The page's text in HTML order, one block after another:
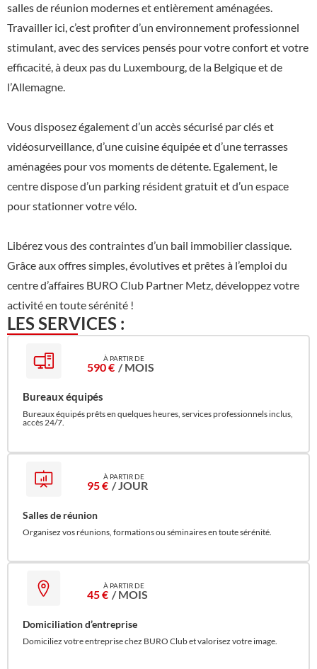
salles de réunion modernes et entièrement aménagées.
Travailler ici, c’est profiter d’un environnement professionnel
stimulant, avec des services pensés pour votre confort et votre
efficacité, à deux pas du Luxembourg, de la Belgique et de
l’Allemagne.
Vous disposez également d’un accès sécurisé par clés et
vidéosurveillance, d’une cuisine équipée et d’une terrasses
aménagées pour vos moments de détente. Egalement, le
centre dispose d’un parking résident gratuit et d’un espace
pour stationner votre vélo.
Libérez vous des contraintes d’un bail immobilier classique.
Grâce aux offres simples, évolutives et prêtes à l’emploi du
centre d’affaires BURO Club Partner Metz, développez votre
activité en toute sérénité !
LES SERVICES :
590 € / MOIS
Bureaux équipés
Bureaux équipés prêts en quelques heures, services professionnels inclus,
accès 24/7.
95 € / JOUR
Salles de réunion
Organisez vos réunions, formations ou séminaires en toute sérénité.
45 € / MOIS
Domiciliation d’entreprise
Domiciliez votre entreprise chez BURO Club et valorisez votre image.